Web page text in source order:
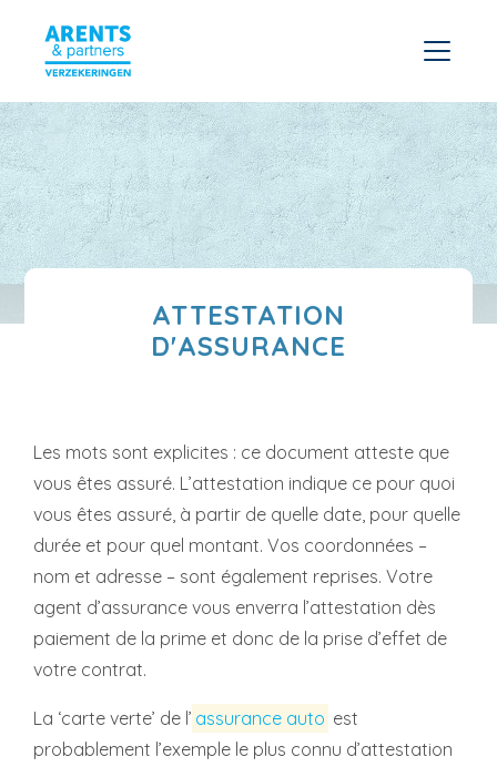
ATTESTATION
D'ASSURANCE
Les mots sont explicites : ce document atteste que
vous êtes assuré. L’attestation indique ce pour quoi
vous êtes assuré, à partir de quelle date, pour quelle
durée et pour quel montant. Vos coordonnées –
nom et adresse – sont également reprises. Votre
agent d’assurance vous enverra l’attestation dès
paiement de la prime et donc de la prise d’effet de
votre contrat.
La ‘carte verte’ de l’ assurance auto est
probablement l’exemple le plus connu d’attestation